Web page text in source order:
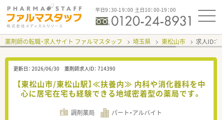
平日9：30-19：00 土日10：00-19：00
薬剤師の転職・求人サイト ファルマスタッフ 埼玉県 東松山市 求人ID：
更新日： 2026/06/30 薬剤師求人ID： 714390
【東松山市/東松山駅】≪扶養内≫ 内科や消化器科を中
心に居宅在宅も経験できる地域密着型の薬局です。
調剤薬局 パート・アルバイト